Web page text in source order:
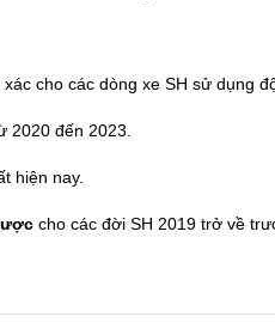
cho các dòng xe SH sử dụng
2020 đến 2023.
hiện nay.
cho các đời SH 2019 trở về